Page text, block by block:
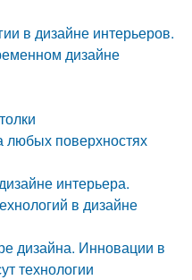
в дизайне интерьеров.
дизайне
любых поверхностях
интерьера.
в дизайне
дизайна. Инновации в
технологии